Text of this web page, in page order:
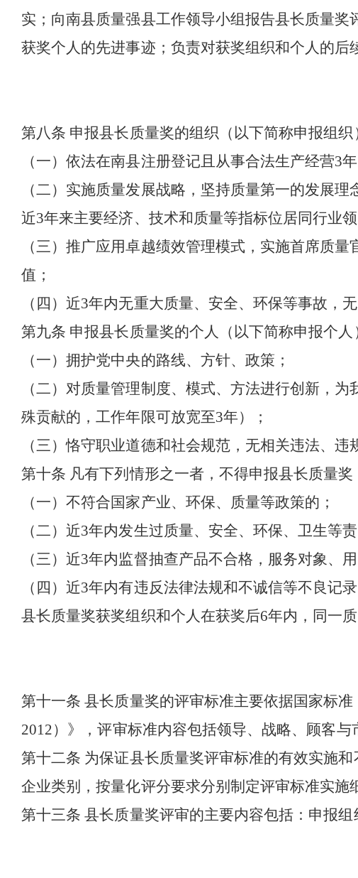
实；向南县质量强县工作领导小组报告县长质量
获奖个人的先进事迹；负责对获奖组织和个人的后
第八条 申报县长质量奖的组织（以下简称申报组织
（一）依法在南县注册登记且从事合法生产经营3
（二）实施质量发展战略，坚持质量第一的发展
近3年来主要经济、技术和质量等指标位居同行业领
（三）推广应用卓越绩效管理模式，实施首席质
值；
（四）近3年内无重大质量、安全、环保等事故，
第九条 申报县长质量奖的个人（以下简称申报个人
（一）拥护党中央的路线、方针、政策；
（二）对质量管理制度、模式、方法进行创新，
殊贡献的，工作年限可放宽至3年）；
（三）恪守职业道德和社会规范，无相关违法、违
第十条 凡有下列情形之一者，不得申报县长质量奖
（一）不符合国家产业、环保、质量等政策的；
（二）近3年内发生过质量、安全、环保、卫生等责
（三）近3年内监督抽查产品不合格，服务对象、
（四）近3年内有违反法律法规和不诚信等不良记录
县长质量奖获奖组织和个人在获奖后6年内，同一
第十一条 县长质量奖的评审标准主要依据国家标
2012）》，评审标准内容包括领导、战略、顾客
第十二条 为保证县长质量奖评审标准的有效实施
企业类别，按量化评分要求分别制定评审标准实施
第十三条 县长质量奖评审的主要内容包括：申报